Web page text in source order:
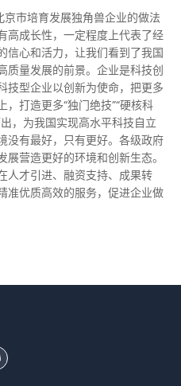
市培育发展独角兽企业的做法
高成长性，一定程度上代表了经
信心和活力，让我们看到了我国
质量发展的前景。企业是科技创
技型企业以创新为使命，把更多
打造更多“独门绝技”“硬核科
，为我国实现高水平科技自立
没有最好，只有更好。各级政府
营造更好的环境和创新生态。
人才引进、融资支持、成果转
准优质高效的服务，促进企业做